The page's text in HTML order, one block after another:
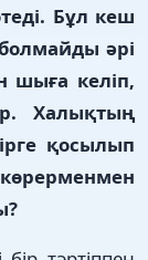
Бұл кеш
әрі
шыға келіп,
Халықтың
қосылып